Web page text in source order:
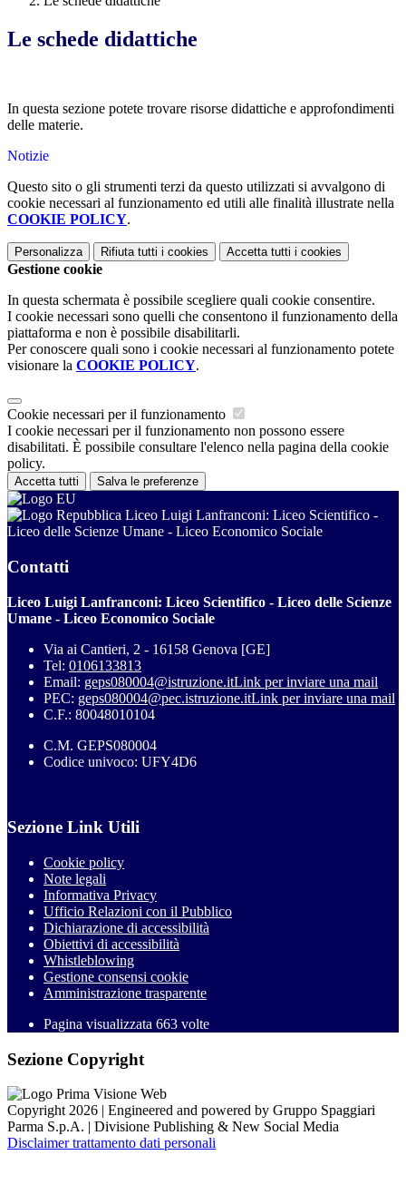
Le schede didattiche
In questa sezione potete trovare risorse didattiche e approfondimenti
delle materie.
Notizie
Questo sito o gli strumenti terzi da questo utilizzati si avvalgono di
cookie necessari al funzionamento ed utili alle finalità illustrate nella
COOKIE POLICY.
Personalizza Rifiuta tutti i cookies Accetta tutti i cookies
Gestione cookie
In questa schermata è possibile scegliere quali cookie consentire.
I cookie necessari sono quelli che consentono il funzionamento della
piattaforma e non è possibile disabilitarli.
Per conoscere quali sono i cookie necessari al funzionamento potete
visionare la COOKIE POLICY.
Cookie necessari per il funzionamento
I cookie necessari per il funzionamento non possono essere
disabilitati. È possibile consultare l'elenco nella pagina della cookie
policy.
Accetta tutti Salva le preferenze
Liceo Luigi Lanfranconi: Liceo Scientifico -
Liceo delle Scienze Umane - Liceo Economico Sociale
Contatti
Liceo Luigi Lanfranconi: Liceo Scientifico - Liceo delle Scienze
Umane - Liceo Economico Sociale
Via ai Cantieri, 2 - 16158 Genova [GE]
Tel: 0106133813
Email: geps080004@istruzione.itLink per inviare una mail
PEC: geps080004@pec.istruzione.itLink per inviare una mail
C.F.: 80048010104
C.M. GEPS080004
Codice univoco: UFY4D6
Sezione Link Utili
Cookie policy
Note legali
Informativa Privacy
Ufficio Relazioni con il Pubblico
Dichiarazione di accessibilità
Obiettivi di accessibilità
Whistleblowing
Gestione consensi cookie
Amministrazione trasparente
Pagina visualizzata 663 volte
Sezione Copyright
Copyright 2026 | Engineered and powered by Gruppo Spaggiari
Parma S.p.A. | Divisione Publishing & New Social Media
Disclaimer trattamento dati personali